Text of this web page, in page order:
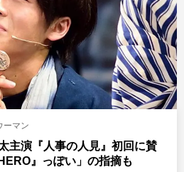
ーマン
主演『人事の人見』初回に賛
』っぽい」の指摘も